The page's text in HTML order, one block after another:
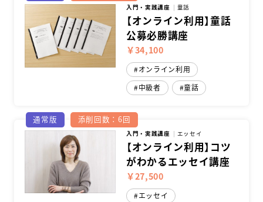
入門・実践講座 童話
【オンライン利用】童話
公募必勝講座
￥34,100
オンライン利用
中級者
童話
通常版 添削回数：6回
入門・実践講座 エッセイ
【オンライン利用】コツ
がわかるエッセイ講座
￥27,500
エッセイ